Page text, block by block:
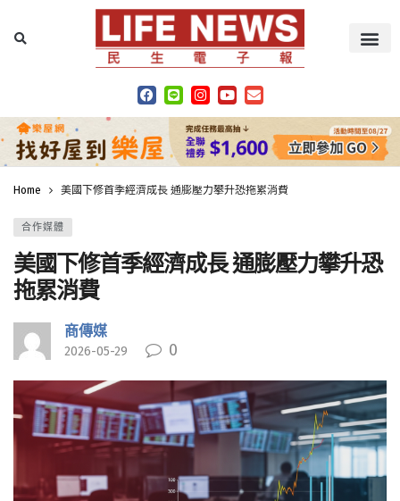
Home 美國下修首季經濟成長 通膨壓力攀升恐拖累消費
合作媒體
美國下修首季經濟成長 通膨壓力攀升恐
拖累消費
商傳媒
2026-05-29 0